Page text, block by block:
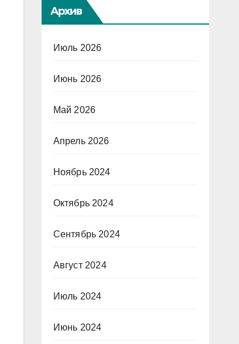
Архив
Июль 2026
Июнь 2026
Май 2026
Апрель 2026
Ноябрь 2024
Октябрь 2024
Сентябрь 2024
Август 2024
Июль 2024
Июнь 2024